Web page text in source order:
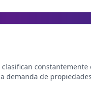
clasifican
demanda de